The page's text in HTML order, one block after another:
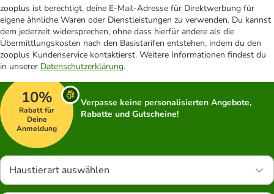
zooplus ist berechtigt, deine E-Mail-Adresse für Direktwerbung für
eigene ähnliche Waren oder Dienstleistungen zu verwenden. Du kannst
dem jederzeit widersprechen, ohne dass hierfür andere als die
Übermittlungskosten nach den Basistarifen entstehen, indem du den
zooplus Kundenservice kontaktierst. Weitere Informationen findest du
in unserer Datenschutzerklärung.
10%
Rabatt für
Deine
Anmeldung
Verpasse keine personalisierten Angebote,
Rabatte und Gutscheine!
Haustierart auswählen